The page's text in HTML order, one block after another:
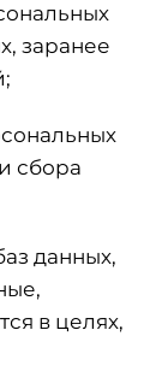
заранее
сбора
данных,
в целях,